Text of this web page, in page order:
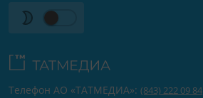
Телефон АО «ТАТМЕДИА»: (843) 222 09 84